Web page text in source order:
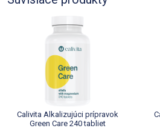
Calivita Alkalizujúci prípravok
Green Care 240 tabliet